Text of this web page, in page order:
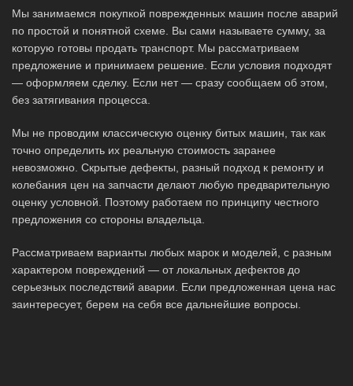
Мы занимаемся покупкой поврежденных машин после аварий
по простой и понятной схеме. Вы сами называете сумму, за
которую готовы продать транспорт. Мы рассматриваем
предложение и принимаем решение. Если условия подходят
— оформляем сделку. Если нет — сразу сообщаем об этом,
без затягивания процесса.
Мы не проводим классическую оценку битых машин, так как
точно определить их реальную стоимость заранее
невозможно. Скрытые дефекты, разный подход к ремонту и
колебания цен на запчасти делают любую предварительную
оценку условной. Поэтому работаем по принципу честного
предложения со стороны владельца.
Рассматриваем варианты любых марок и моделей, с разным
характером повреждений — от локальных дефектов до
серьезных последствий аварии. Если предложенная цена нас
заинтересует, берем на себя все дальнейшие вопросы.